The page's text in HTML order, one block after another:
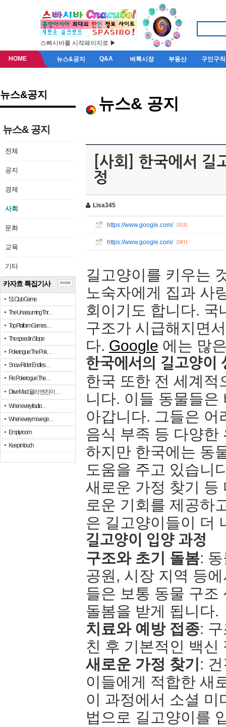
스빠시바를 시작페이지로 ▶
HOME 뉴스&공지 Q&A 벼룩시장 부동산 구인구직
뉴스&공지
뉴스& 공지
전체
공지
경제
사회
문화
교육
기타
카자흐 특집기사
51 Club Game
The Unassuming Thr…
Top Platform Games…
The speed in Slope
Pokerogue: The Pok…
Snow Rider: Endles…
Re: Pokerogue: The…
Drive Mad: 물리 엔진이 …
When every fractio…
When every move ge…
Empty room
Keep in touch
more
뉴스& 공지
[사회] 한국에서 길
정
Lisa345
https://www.google.com/ [353]
https://www.google.com/ [381]
길고양이를 키우는
노숙자에게 집과 사
회이기도 합니다. 국
구조가 시급해지면
다. Google 에는 많
한국에서의 길고양이
한국 또한 전 세계적
니다. 이들 동물들
아갑니다. 그들은 어
음식 부족 등 다양한
하지만 한국에는 동
도움을 주고 있습니
새로운 가정 찾기 등
로운 기회를 제공하
은 길고양이들이 더
길고양이 입양 과정
구조와 초기 돌봄:
공원, 시장 지역 등
들은 보통 동물 구조
돌봄을 받게 됩니다.
치료와 예방 접종:
친 후 기본적인 백신
새로운 가정 찾기 :
이들에게 적합한 새
이 과정에서 소셜 미
법으로 길고양이를